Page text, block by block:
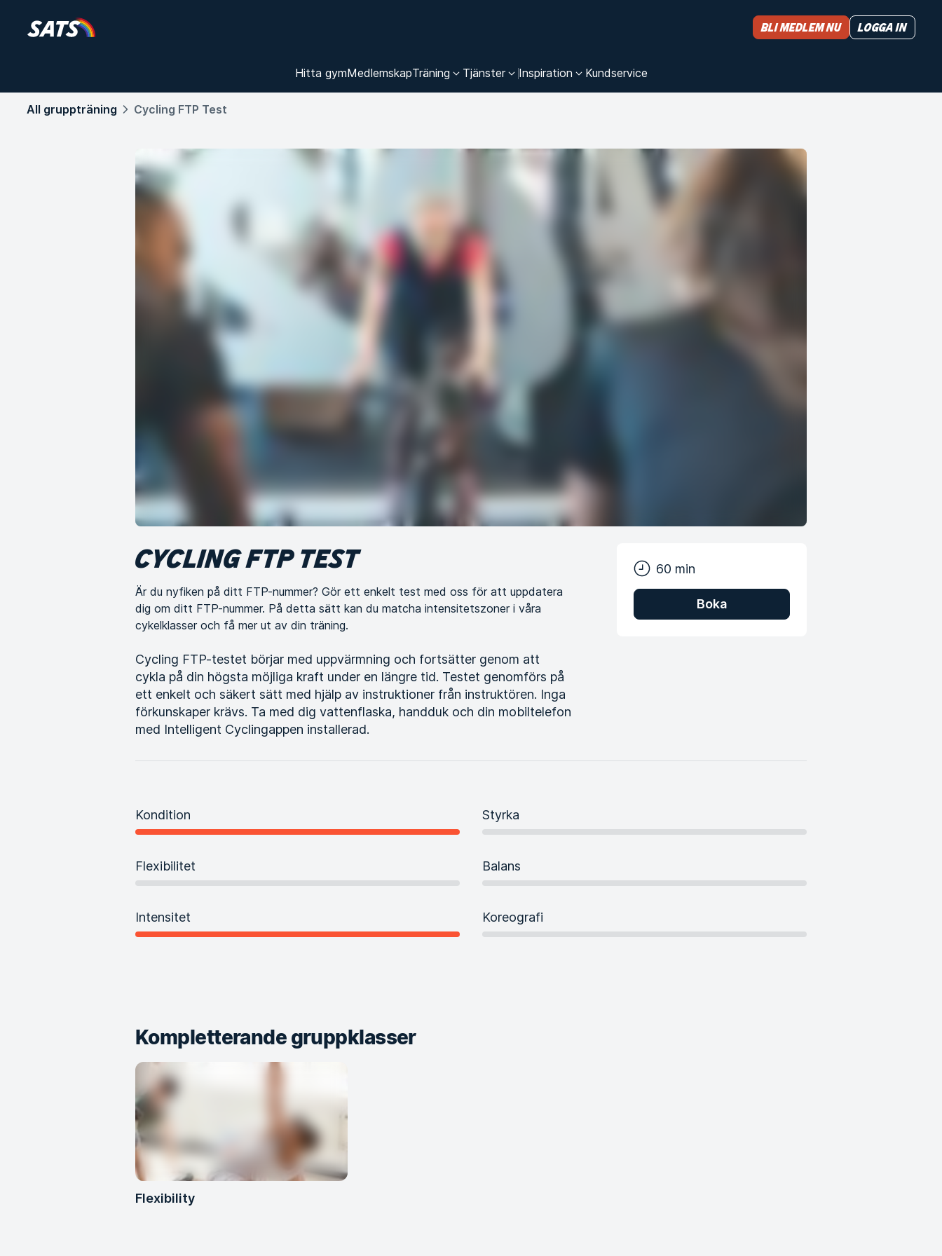
Hitta gymMedlemskapTräning Tjänster Inspiration Kundservice
Bli medlem nu Logga in
All gruppträning Cycling FTP Test
60 min
Boka
CYCLING FTP TEST
Är du nyfiken på ditt FTP-nummer? Gör ett enkelt test med oss för att uppdatera
dig om ditt FTP-nummer. På detta sätt kan du matcha intensitetszoner i våra
cykelklasser och få mer ut av din träning.
Cycling FTP-testet börjar med uppvärmning och fortsätter genom att
cykla på din högsta möjliga kraft under en längre tid. Testet genomförs på
ett enkelt och säkert sätt med hjälp av instruktioner från instruktören. Inga
förkunskaper krävs. Ta med dig vattenflaska, handduk och din mobiltelefon
med Intelligent Cyclingappen installerad.
Kondition Styrka
Flexibilitet Balans
Intensitet Koreografi
Kompletterande gruppklasser
Flexibility